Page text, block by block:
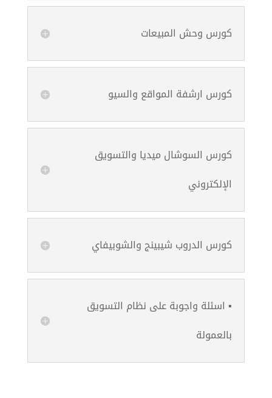
كورس وحش المبيعات
كورس ارشفة المواقع والسيو
كورس السوشال ميديا والتسويق
الإلكتروني
كورس الدروب شيبينج والشوبيفاي
▪️ اسئلة واجوبة على نظام التسويق
بالعمولة